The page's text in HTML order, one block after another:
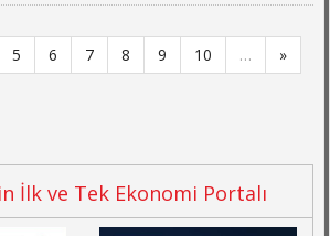
5 6 7 8 9 10 …
»
İlk ve Tek Ekonomi Portalı